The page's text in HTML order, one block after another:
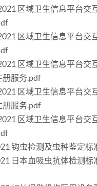
区域卫生信息平台交
区域卫生信息平台交
区域卫生信息平台交
册服务.pdf
区域卫生信息平台交
册服务.pdf
区域卫生信息平台交
钩虫检测及虫种鉴定标
日本血吸虫抗体检测标